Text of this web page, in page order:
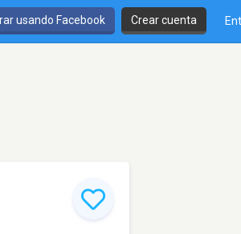
usando Facebook Crear cuenta